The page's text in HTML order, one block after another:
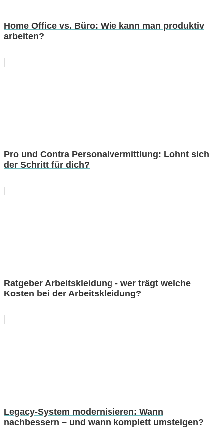
Home Office vs. Büro: Wie kann man produktiv
arbeiten?
Pro und Contra Personalvermittlung: Lohnt sich
der Schritt für dich?
Ratgeber Arbeitskleidung - wer trägt welche
Kosten bei der Arbeitskleidung?
Legacy-System modernisieren: Wann
nachbessern – und wann komplett umsteigen?